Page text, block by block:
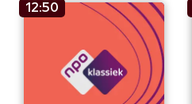
12:50